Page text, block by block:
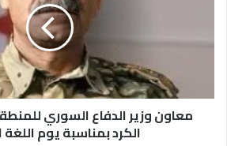
الشرقية
بمناسبة
معاون وزير الدفاع السوري
الكرد بمناسبة يوم اللغة